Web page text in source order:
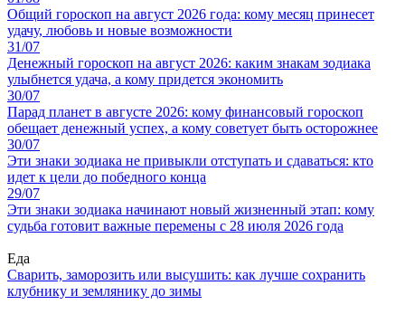
Общий гороскоп на август 2026 года: кому месяц принесет
удачу, любовь и новые возможности
31/07
Денежный гороскоп на август 2026: каким знакам зодиака
улыбнется удача, а кому придется экономить
30/07
Парад планет в августе 2026: кому финансовый гороскоп
обещает денежный успех, а кому советует быть осторожнее
30/07
Эти знаки зодиака не привыкли отступать и сдаваться: кто
идет к цели до победного конца
29/07
Эти знаки зодиака начинают новый жизненный этап: кому
судьба готовит важные перемены с 28 июля 2026 года
Еда
Сварить, заморозить или высушить: как лучше сохранить
клубнику и землянику до зимы